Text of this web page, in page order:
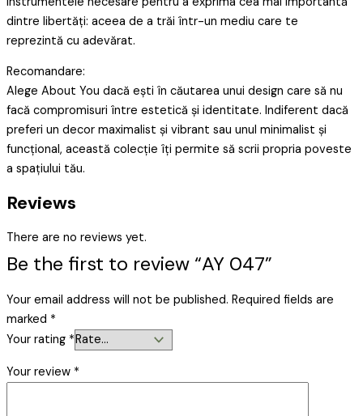
dintre libertăți: aceea de a trăi într-un mediu care te
reprezintă cu adevărat.
Recomandare:
Alege About You dacă ești în căutarea unui design care să nu
facă compromisuri între estetică și identitate. Indiferent dacă
preferi un decor maximalist și vibrant sau unul minimalist și
funcțional, această colecție îți permite să scrii propria poveste
a spațiului tău.
Reviews
There are no reviews yet.
Be the first to review “AY 047”
Your email address will not be published. Required fields are
marked *
Your rating *
Your review *